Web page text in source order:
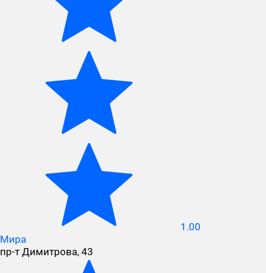
1.00
Мира
пр-т Димитрова, 43